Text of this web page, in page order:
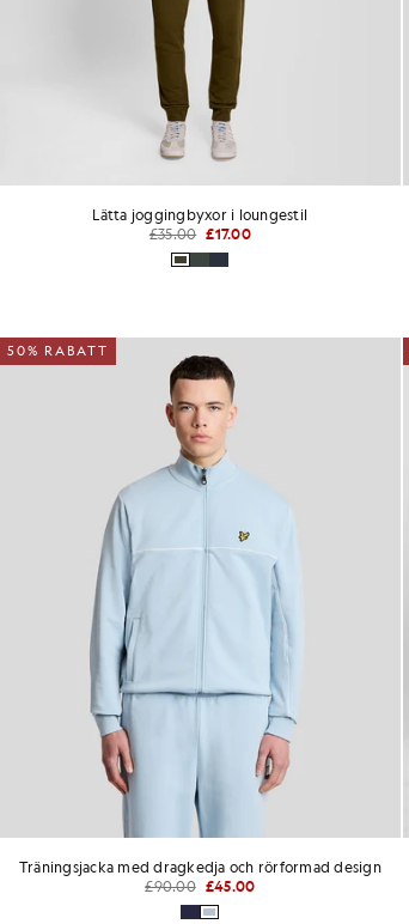
Lätta joggingbyxor i loungestil
£35.00 £17.00
50% RABATT
Träningsjacka med dragkedja och rörformad design
£90.00 £45.00